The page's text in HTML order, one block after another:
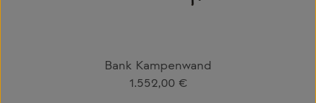
Bank Kampenwand
Regulärer Preis:
1.552,00 €